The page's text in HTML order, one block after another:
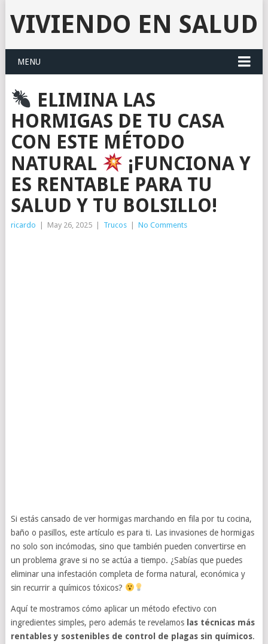
VIVIENDO EN SALUD
MENU
ELIMINA LAS
HORMIGAS DE TU CASA
CON ESTE MÉTODO
NATURAL
¡FUNCIONA Y
ES RENTABLE PARA TU
SALUD Y TU BOLSILLO!
ricardo | May 26, 2025 | Trucos | No Comments
Si estás cansado de ver hormigas marchando en fila por tu cocina,
baño o pasillos, este artículo es para ti. Las invasiones de hormigas
no solo son incómodas, sino que también pueden convertirse en
un problema grave si no se actúa a tiempo. ¿Sabías que puedes
eliminar una infestación completa de forma natural, económica y
sin recurrir a químicos tóxicos?
Aquí te mostramos cómo aplicar un método efectivo con
ingredientes simples, pero además te revelamos las técnicas más
rentables y sostenibles de control de plagas sin químicos.